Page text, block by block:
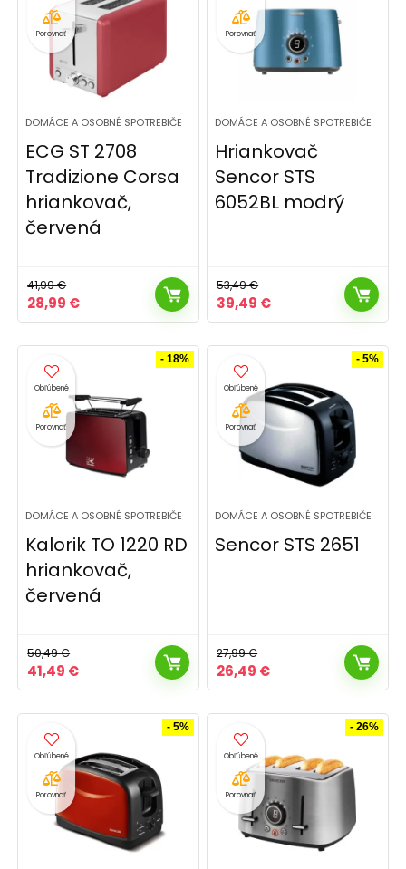
Porovnať
DOMÁCE A OSOBNÉ SPOTREBIČE
ECG ST 2708
Tradizione Corsa
hriankovač,
červená
41,99€
Pôvodná
cena
28,99 €Aktuálna
cena
Porovnať
DOMÁCE A OSOBNÉ SPOTREBIČE
Hriankovač
Sencor STS
6052BL modrý
53,49€
Pôvodná
cena
39,49 €Aktuálna
cena
Porovnať
- 18%
DOMÁCE A OSOBNÉ SPOTREBIČE
Kalorik TO 1220 RD
hriankovač,
červená
50,49€
Pôvodná
cena
41,49 €Aktuálna
cena
Porovnať
- 5%
DOMÁCE A OSOBNÉ SPOTREBIČE
Sencor STS 2651
27,99€
Pôvodná
cena
26,49 €Aktuálna
cena
Porovnať
- 5%
Porovnať
- 26%